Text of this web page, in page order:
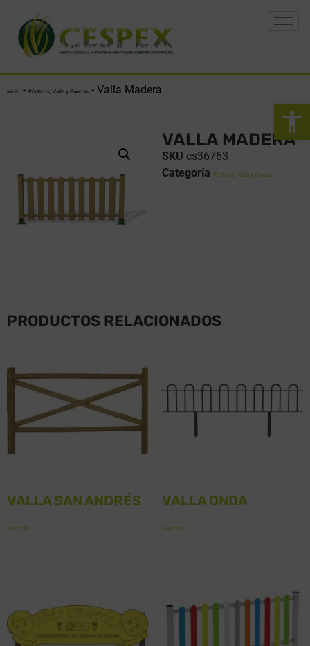
Abrir
Inicio - Pórticos, Valla y Puertas - Valla Madera
VALLA MADERA
SKU cs36763
Categoría
Pórticos, Valla y Puertas
PRODUCTOS RELACIONADOS
VALLA SAN ANDRÉS
Leer más
VALLA ONDA
Leer más